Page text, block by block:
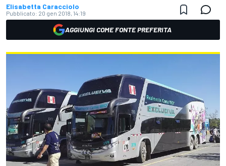
Elisabetta Caracciolo
Pubblicato: 20 gen 2018, 14:19
AGGIUNGI COME FONTE PREFERITA